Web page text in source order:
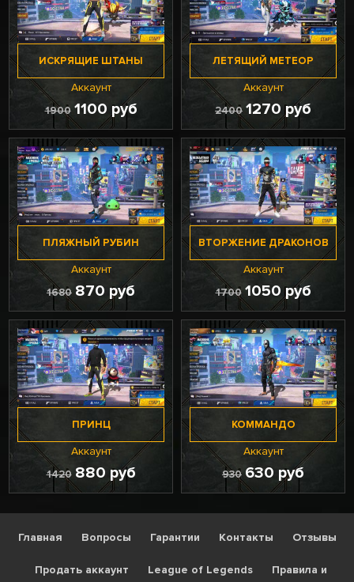
ИСКРЯЩИЕ ШТАНЫ
Аккаунт
1900 1100 руб
ЛЕТЯЩИЙ МЕТЕОР
Аккаунт
2400 1270 руб
ПЛЯЖНЫЙ РУБИН
Аккаунт
1680 870 руб
ВТОРЖЕНИЕ ДРАКОНОВ
Аккаунт
1700 1050 руб
ПРИНЦ
Аккаунт
1420 880 руб
КОММАНДО
Аккаунт
930 630 руб
Главная Вопросы Гарантии Контакты Отзывы
Продать аккаунт League of Legends Правила и